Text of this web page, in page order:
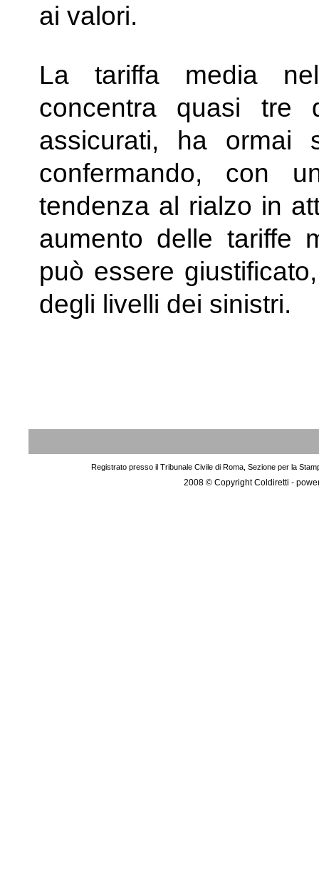
ai valori.
La tariffa media
concentra quasi tre
assicurati, ha ormai
confermando, con
tendenza al rialzo in
aumento delle tariffe
può essere
degli livelli dei sinistri.​
Registrato presso il Tribunale Civile di Roma, Sezione per la
2008 © Copyright Coldiretti -